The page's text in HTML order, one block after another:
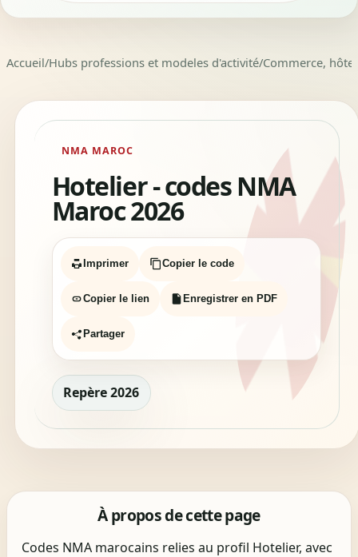
Accueil/Hubs professions et modeles d'activité/Commerce,
NMA MAROC
Hotelier - codes NMA
Maroc 2026
Imprimer Copier le code
Copier le lien Enregistrer en PDF
Partager
Repère 2026
À propos de cette page
Codes NMA marocains relies au profil Hotelier, avec